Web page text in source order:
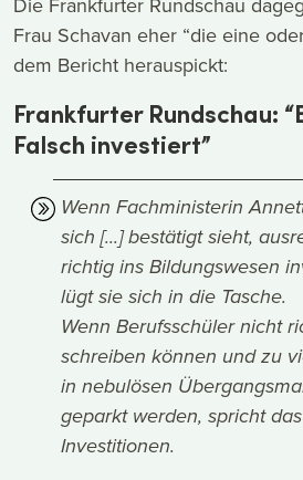
Frau Schavan eher “die eine
dem Bericht herauspickt:
Frankfurter Rundschau:
Falsch investiert”
Wenn Fachministerin
sich [...] bestätigt sieht,
richtig ins Bildungswesen
lügt sie sich in die Tasche.
Wenn Berufsschüler nicht
schreiben können und zu
in nebulösen
geparkt werden, spricht
Investitionen.